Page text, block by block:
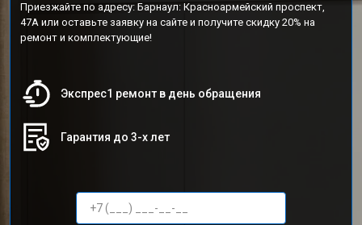
Приезжайте по адресу: Барнаул: Красноармейский проспект,
47А или оставьте заявку на сайте и получите скидку 20% на
ремонт и комплектующие!
Экспрес1 ремонт в день обращения
Гарантия до 3-х лет